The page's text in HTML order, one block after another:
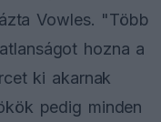
Vowles. "Több
hozna a
ki akarnak
pedig minden